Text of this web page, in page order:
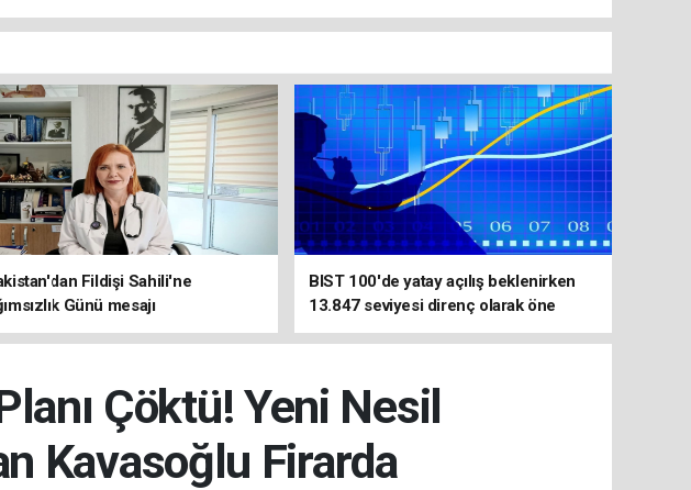
Fildişi Sahili'ne
Günü mesajı
BIST 100'de yatay açılış beklenirken
13.847 seviyesi direnç olarak öne
çıkıyor
Çöktü! Yeni Nesil
Kavasoğlu Firarda